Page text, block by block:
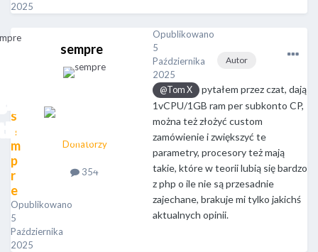
2025
s
e
m
p
r
e
Opublikowano
5
Października
2025
sempre
Donatorzy
354
Autor
Opublikowano
5
Października
2025
@Tom X
pytałem przez czat, dają
1vCPU/1GB ram per subkonto CP,
można też złożyć custom
zamówienie i zwiększyć te
parametry, procesory też mają
takie, które w teorii lubią się bardzo
z php o ile nie są przesadnie
zajechane, brakuje mi tylko jakichś
aktualnych opinii.